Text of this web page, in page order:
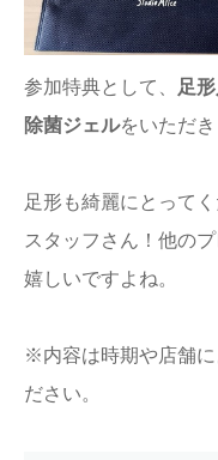
参加特典として、
足
除菌ジェルをいただき
足形も綺麗にとって
スタッフさん！他の
嬉しいですよね。
※内容は時期や店舗に
ださい。